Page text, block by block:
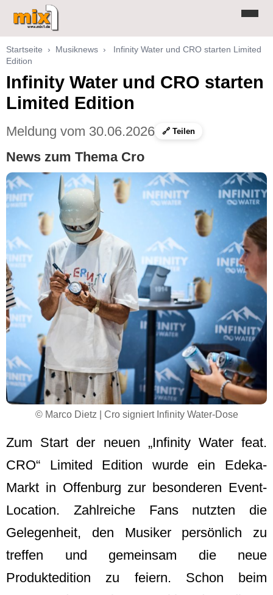
Startseite › Musiknews ›
Infinity Water und CRO starten Limited
Edition
Infinity Water und CRO starten
Limited Edition
Meldung vom 30.06.2026 🔗 Teilen
News zum Thema Cro
© Marco Dietz | Cro signiert Infinity Water-Dose
Zum Start der neuen „Infinity Water feat.
CRO“ Limited Edition wurde ein Edeka-
Markt in Offenburg zur besonderen Event-
Location. Zahlreiche Fans nutzten die
Gelegenheit, den Musiker persönlich zu
treffen und gemeinsam die neue
Produktedition zu feiern. Schon beim